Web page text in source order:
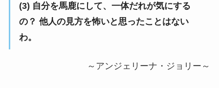
(3) 自分を馬鹿にして、一体だれが気にする
の？ 他人の見方を怖いと思ったことはない
わ。
～アンジェリーナ・ジョリー～